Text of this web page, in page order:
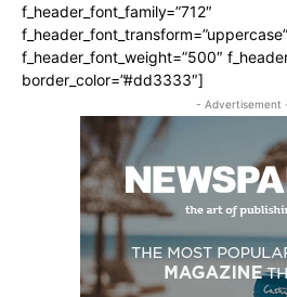
f_header_font_family=”712″
f_header_font_transform=”uppercase”
f_header_font_weight=”500″
border_color=”#dd3333″]
- Advertisement